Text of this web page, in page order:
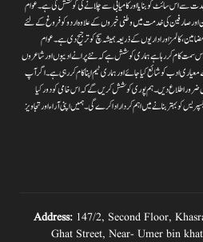
سے اس سائٹ کو بنایا اور کامیابی سے چلانے کی کوشش کی ہے۔عوام
صارفین کی خدمت میں وطنی خبروں کے علاوہ اردو کو فروغ کے لئے
،کالمز اور اداریوں کے ذریعہ ہمیشہ سچ کو ترجیح دی ہے۔عوام
سمت کام کر رہا ہے ہماری کوشش ہے کہ نئے پرانے ادیبوں اور شاعروں
معیاری ادب کو شائع کیا جائے اور ہماری ٹیم اپنا کام کر رہی ہے۔اگر آپ
ضرور اطلاع دیں۔ہم پوری کوشش کریں گے کہ اس خامی کو دور کیا
کو بہتر بنانے میں اہم کردار اداکرے گی۔ہمیں اپنی آراءاور تجاویز
Address: 147/2, Second Floor,
Ghat Street, Near- Umer bin